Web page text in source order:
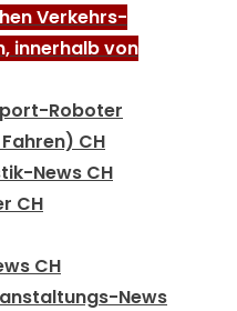
Verkehrs-
innerhalb von
Roboter
CH
News CH
CH
CH
News